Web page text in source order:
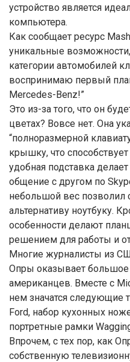
устройство является
компьютера.
Как сообщает ресурс
уникальные
категории автомобилей
воспринимаю первый
Mercedes-Benz!”
Это из-за того, что он
цветах? Вовсе нет. Она
“полноразмерной
крышку, что
удобная подставка
общение с другом по
небольшой вес позволил
альтернативу ноутбуку.
особенности делают
решением для работы и
Многие журналисты из
Опры оказывает большое
американцев. Вместе с
нем значатся следующие
Ford, набор кухонных
портретные рамки
Впрочем, с тех пор, как
собственную